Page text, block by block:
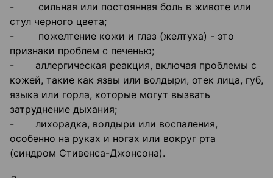
- сильная или постоянная боль в животе или
стул черного цвета;
- пожелтение кожи и глаз (желтуха) - это
признаки проблем с печенью;
- аллергическая реакция, включая проблемы с
кожей, такие как язвы или волдыри, отек лица, губ,
языка или горла, которые могут вызвать
затруднение дыхания;
- лихорадка, волдыри или воспаления,
особенно на руках и ногах или вокруг рта
(синдром Стивенса-Джонсона).